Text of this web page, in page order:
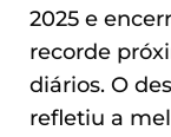
2025 e
recorde
diários. O
refletiu a